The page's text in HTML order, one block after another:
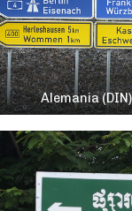
Alemania (DIN)